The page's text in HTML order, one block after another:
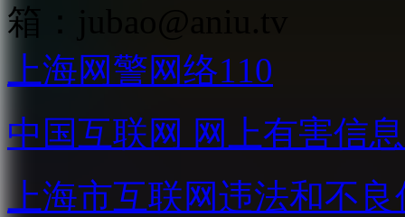
箱：
上海网警网络110
中国互联网 网上有害信
上海市互联网违法和不